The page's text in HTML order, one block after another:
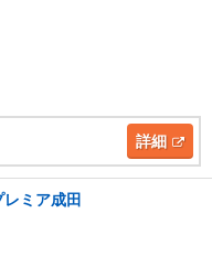
詳細
ミア成田